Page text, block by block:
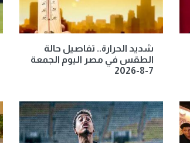
شديد الحرارة.. تفاصيل حالة
الطقس في مصر اليوم الجمعة
7-8-2026